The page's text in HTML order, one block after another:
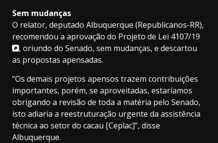
Sem mudanças
O relator, deputado Albuquerque (Republicanos-RR),
recomendou a aprovação do Projeto de Lei 4107/19
, oriundo do Senado, sem mudanças, e descartou
as propostas apensadas.
“Os demais projetos apensos trazem contribuições
importantes, porém, se aproveitadas, estaríamos
obrigando a revisão de toda a matéria pelo Senado,
isto adiaria a reestruturação urgente da assistência
técnica ao setor do cacau [Ceplac]”, disse
Albuquerque.